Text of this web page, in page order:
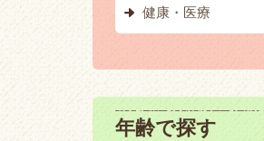
健康・医療
年齢で探す